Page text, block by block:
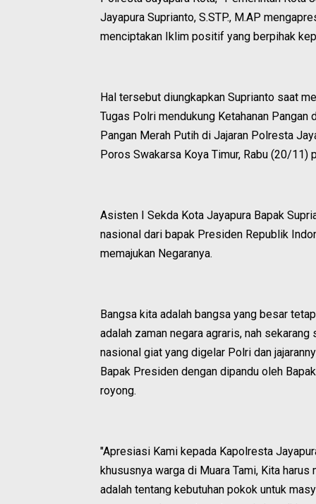
Jayapura Suprianto, S.STP., M.AP
menciptakan Iklim positif yang berpihak
Hal tersebut diungkapkan Suprianto saat
Tugas Polri mendukung Ketahanan
Pangan Merah Putih di Jajaran Polresta
Poros Swakarsa Koya Timur, Rabu (20/11)
Asisten I Sekda Kota Jayapura Bapak
nasional dari bapak Presiden Republik
memajukan Negaranya.
Bangsa kita adalah bangsa yang besar
adalah zaman negara agraris, nah
nasional giat yang digelar Polri dan
Bapak Presiden dengan dipandu oleh
royong.
"Apresiasi Kami kepada Kapolresta
khususnya warga di Muara Tami, Kita
adalah tentang kebutuhan pokok untuk